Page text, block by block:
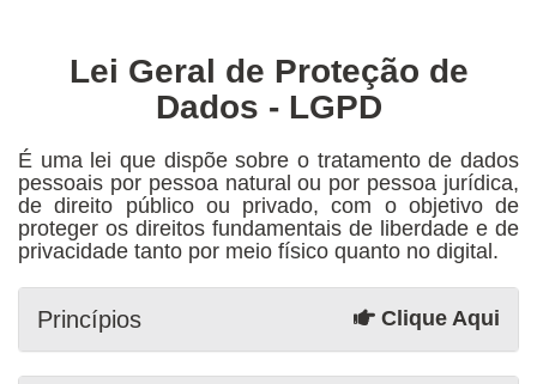
Lei Geral de Proteção de
Dados - LGPD
É uma lei que dispõe sobre o tratamento de dados
pessoais por pessoa natural ou por pessoa jurídica,
de direito público ou privado, com o objetivo de
proteger os direitos fundamentais de liberdade e de
privacidade tanto por meio físico quanto no digital.
Princípios Clique Aqui